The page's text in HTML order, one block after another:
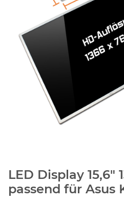
LED Display 15,6"
passend für Asus